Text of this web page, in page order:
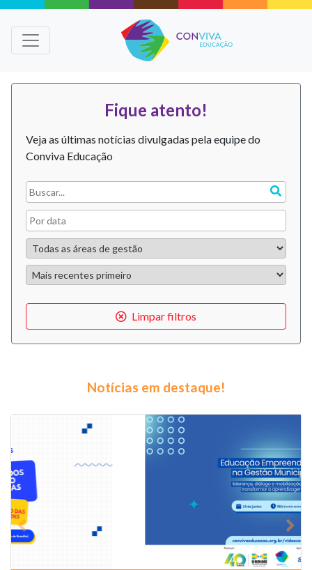
Fique atento!
Veja as últimas notícias divulgadas pela equipe do
Conviva Educação
Limpar filtros
Notícias em destaque!
Previous